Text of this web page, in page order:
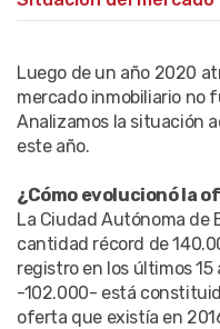
Luego de un año 2020
mercado inmobiliario no
Analizamos la situación
este año.
¿Cómo evolucionó la
La Ciudad Autónoma de
cantidad récord de
registro en los últimos 15
-102.000- está
oferta que existía en